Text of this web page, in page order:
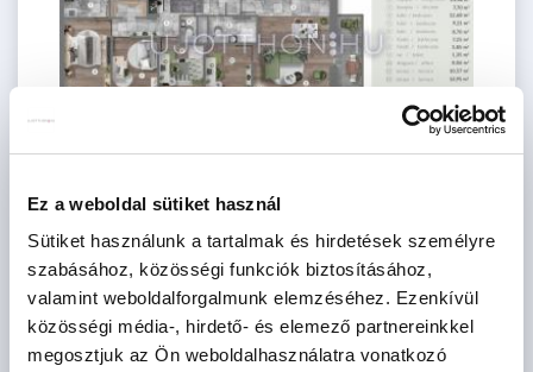
Ez a weboldal sütiket használ
Sütiket használunk a tartalmak és hirdetések személyre
szabásához, közösségi funkciók biztosításához,
valamint weboldalforgalmunk elemzéséhez. Ezenkívül
közösségi média-, hirdető- és elemező partnereinkkel
megosztjuk az Ön weboldalhasználatra vonatkozó
175.49 M
Ft
93 m
4 szoba
6. emelet